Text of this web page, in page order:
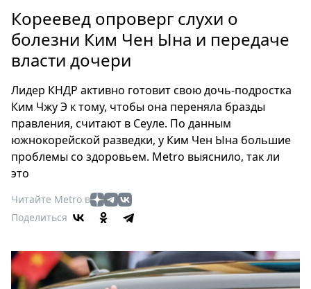
Россия
Мир
Здоровье
Туризм
Мода
Театр
Кино
Книги
Выставки
релизы
О
Кореевед опроверг слухи о
болезни Ким Чен Ына и передаче
власти дочери
Лидер КНДР активно готовит свою дочь-подростка
Ким Чжу Э к тому, чтобы она переняла бразды
правления, считают в Сеуле. По данным
южнокорейской разведки, у Ким Чен Ына большие
проблемы со здоровьем. Metro выяснило, так ли
это
Читайте Metro в
Поделиться